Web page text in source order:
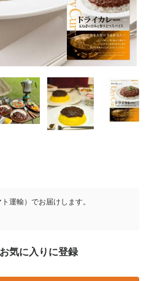
運輸） でお届けします。
お気に入りに登録